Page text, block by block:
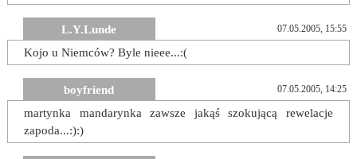
L.Y.Lunde 07.05.2005, 15:55
Kojo u Niemców? Byle nieee...:(
boyfriend 07.05.2005, 14:25
martynka mandarynka zawsze jakąś szokującą rewelacje
zapoda...:):)